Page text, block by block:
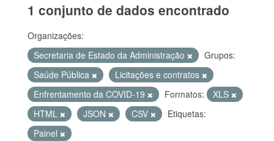
1 conjunto de dados encontrado
Organizações:
Secretaria de Estado da Administração
Grupos:
Saúde Pública
Licitações e contratos
Enfrentamento da COVID-19
Formatos:
XLS
HTML
JSON CSV
Etiquetas:
Painel